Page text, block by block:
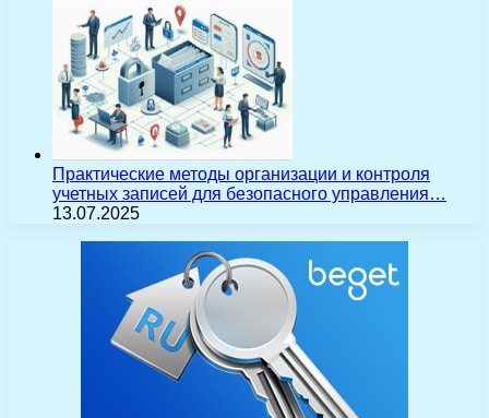
Практические методы организации и контроля
учетных записей для безопасного управления…
13.07.2025